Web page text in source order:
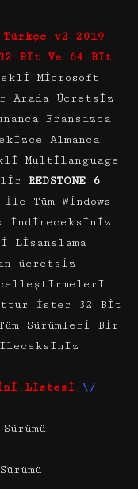
v2 2019
Bit Ve 64 Bit
Microsoft
Arada Ücretsiz
Fransızca
Almanca
Multilanguage
REDSTONE 6
Tüm Windows
indireceksiniz
Lisanslama
ücretsiz
İster 32 Bit
Sürümleri Bir
Listesi \/